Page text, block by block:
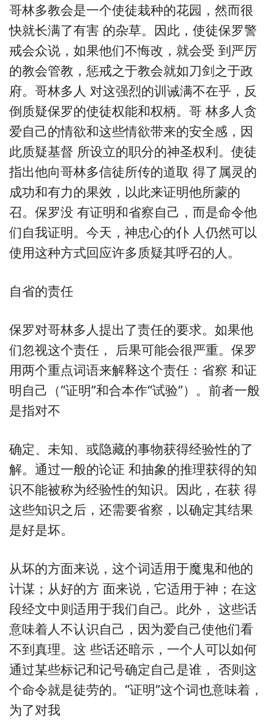
哥林多教会是一个使徒栽种的花园，然而很
快就长满了有害 的杂草。因此，使徒保罗警
戒会众说，如果他们不悔改，就会受 到严厉
的教会管教，惩戒之于教会就如刀剑之于政
府。哥林多人 对这强烈的训诫满不在乎，反
倒质疑保罗的使徒权能和权柄。哥 林多人贪
爱自己的情欲和这些情欲带来的安全感，因
此质疑基督 所设立的职分的神圣权利。使徒
指出他向哥林多信徒所传的道取 得了属灵的
成功和有力的果效，以此来证明他所蒙的
召。保罗没 有证明和省察自己，而是命令他
们自我证明。今天，神忠心的仆 人仍然可以
使用这种方式回应许多质疑其呼召的人。
自省的责任
保罗对哥林多人提出了责任的要求。如果他
们忽视这个责任， 后果可能会很严重。保罗
用两个重点词语来解释这个责任：省察 和证
明自己（“证明”和合本作“试验”）。前者一般
是指对不
确定、未知、或隐藏的事物获得经验性的了
解。通过一般的论证 和抽象的推理获得的知
识不能被称为经验性的知识。因此，在获 得
这些知识之后，还需要省察，以确定其结果
是好是坏。
从坏的方面来说，这个词适用于魔鬼和他的
计谋；从好的方 面来说，它适用于神；在这
段经文中则适用于我们自己。此外， 这些话
意味着人不认识自己，因为爱自己使他们看
不到真理。这 些话还暗示，一个人可以如何
通过某些标记和记号确定自己是谁， 否则这
个命令就是徒劳的。“证明”这个词也意味着，
为了对我